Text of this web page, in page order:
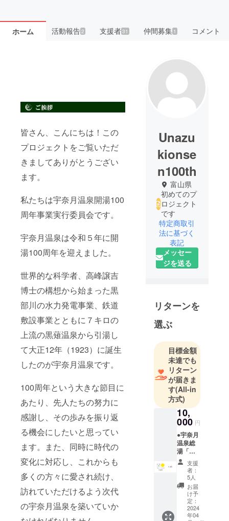
ホーム 活動報告2 支援者31 仲間募集 1 コメント
皆さん、こんにちは！この
プロジェクトをご覧いただ
きましてありがとうござい
ます。
私たちは宇奈月温泉開湯100
周年事業実行委員会です。
宇奈月温泉は令和５年に開
湯100周年を迎えました。
世界的な科学者、高峰譲吉
博士の構想から始まった黒
部川の水力発電事業、鉄道
敷設事業とともに７キロの
上流の黒薙温泉から引湯し
て大正12年（1923）に誕生
したのが宇奈月温泉です。
100周年という大きな節目に
あたり、先人たちの努力に
感謝し、その歩みを振り返
る機会にしたいと思ってい
ます。また、同時に時代の
変化に対応し、これからも
多くの方々に愛され続け、
訪れていただけるよう次代
の宇奈月温泉を築いていか
Unazu
kionse
n100th
富山県
初めてのプ
ロジェクト
です
特定商取引
法に基づく
表記
メッセー
ジを送る
リターンを
選ぶ
目標金額
未達でも
リターン
が届きま
す(All-in
方式)
10,
000 円
●宇奈月
温泉総
湯「湯
めどこ
ろ宇奈
月」入
浴券3枚
宇奈月
温泉総
湯の湯
めどこ
支援
者：
5人
お届
け予
定：
2024
年04